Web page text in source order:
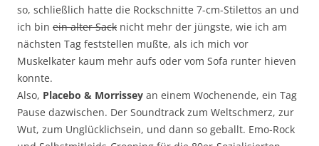
so, schließlich hatte die Rockschnitte 7-cm-Stilettos an und
ich bin ein alter Sack nicht mehr der jüngste, wie ich am
nächsten Tag feststellen mußte, als ich mich vor
Muskelkater kaum mehr aufs oder vom Sofa runter hieven
konnte.
Also, Placebo & Morrissey an einem Wochenende, ein Tag
Pause dazwischen. Der Soundtrack zum Weltschmerz, zur
Wut, zum Unglücklichsein, und dann so geballt. Emo-Rock